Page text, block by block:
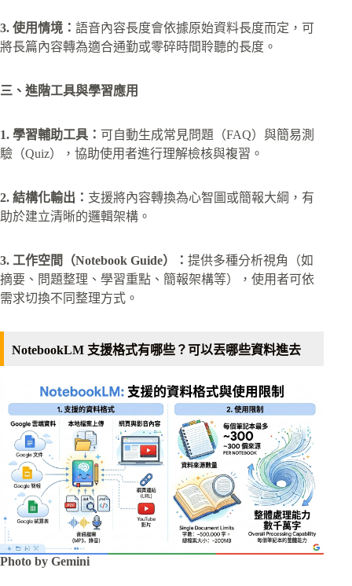
3. 使用情境： 語音內容長度會依據原始資料長度而定，可
將長篇內容轉為適合通勤或零碎時間聆聽的長度。
三、進階工具與學習應用
1. 學習輔助工具： 可自動生成常見問題（FAQ）與簡易測
驗（Quiz），協助使用者進行理解檢核與複習。
2. 結構化輸出： 支援將內容轉換為心智圖或簡報大綱，有
助於建立清晰的邏輯架構。
3. 工作空間（Notebook Guide）： 提供多種分析視角（如
摘要、問題整理、學習重點、簡報架構等），使用者可依
需求切換不同整理方式。
NotebookLM 支援格式有哪些？可以丟哪些資料進去
Photo by Gemini